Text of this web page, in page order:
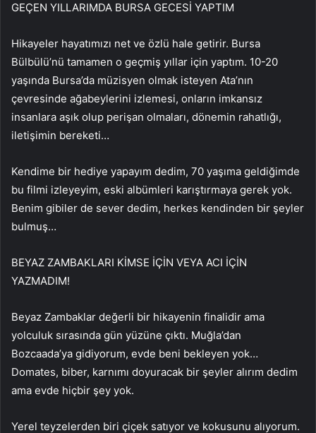
GEÇEN YILLARIMDA BURSA GECESİ YAPTIM
Hikayeler hayatımızı net ve özlü hale getirir. Bursa
Bülbülü’nü tamamen o geçmiş yıllar için yaptım. 10-20
yaşında Bursa’da müzisyen olmak isteyen Ata’nın
çevresinde ağabeylerini izlemesi, onların imkansız
insanlara aşık olup perişan olmaları, dönemin rahatlığı,
iletişimin bereketi…
Kendime bir hediye yapayım dedim, 70 yaşıma geldiğimde
bu filmi izleyeyim, eski albümleri karıştırmaya gerek yok.
Benim gibiler de sever dedim, herkes kendinden bir şeyler
bulmuş…
BEYAZ ZAMBAKLARI KİMSE İÇİN VEYA ACI İÇİN
YAZMADIM!
Beyaz Zambaklar değerli bir hikayenin finalidir ama
yolculuk sırasında gün yüzüne çıktı. Muğla’dan
Bozcaada’ya gidiyorum, evde beni bekleyen yok…
Domates, biber, karnımı doyuracak bir şeyler alırım dedim
ama evde hiçbir şey yok.
Yerel teyzelerden biri çiçek satıyor ve kokusunu alıyorum.